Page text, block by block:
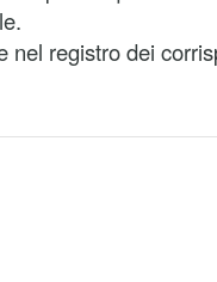
nel registro dei